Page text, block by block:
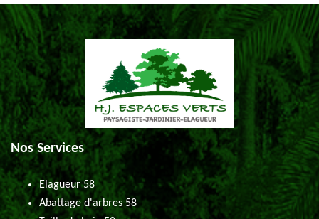
Nos Services
Elagueur 58
Abattage d'arbres 58